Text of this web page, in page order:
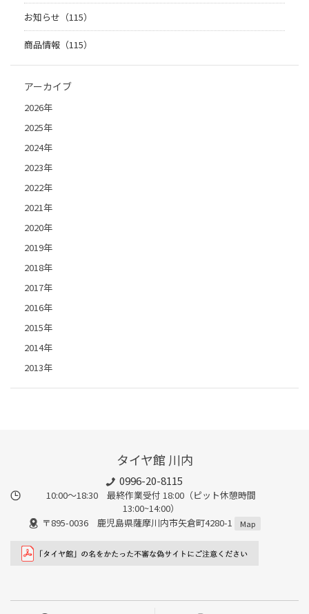
お知らせ（115）
商品情報（115）
アーカイブ
2026年
2025年
2024年
2023年
2022年
2021年
2020年
2019年
2018年
2017年
2016年
2015年
2014年
2013年
タイヤ館 川内
0996-20-8115
10:00～18:30 最終作業受付 18:00（ピット休憩時間
13:00~14:00）
〒895-0036 鹿児島県薩摩川内市矢倉町4280-1
Map